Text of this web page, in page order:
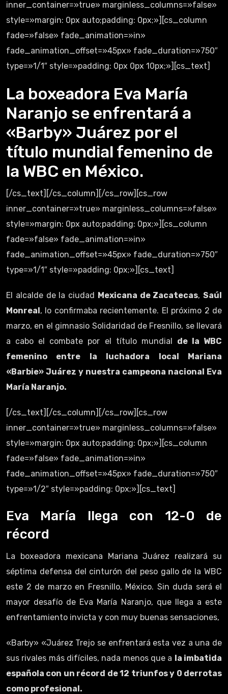
inner_container=»true» marginless_columns=»false»
style=»margin: 0px auto;padding: 0px;»][cs_column
fade=»false» fade_animation=»in»
fade_animation_offset=»45px» fade_duration=»750″
type=»1/1″ style=»padding: 0px 0px 10px;»][cs_text]
La boxeadora Eva María
Naranjo se enfrentará a
«Barby» Juárez por el
título mundial femenino de
la WBC en México.
[/cs_text][/cs_column][/cs_row][cs_row
inner_container=»true» marginless_columns=»false»
style=»margin: 0px auto;padding: 0px;»][cs_column
fade=»false» fade_animation=»in»
fade_animation_offset=»45px» fade_duration=»750″
type=»1/1″ style=»padding: 0px;»][cs_text]
El alcalde de la ciudad Mexicana de Zacatecas, Saúl
Monreal, lo confirmaba recientemente. El próximo 2 de
marzo, en el gimnasio Solidaridad de Fresnillo, se llevará
a cabo el combate por el título mundial de la WBC
femenino entre la luchadora local Mariana
«Barbie» Juárez y nuestra campeona nacional Eva
María Naranjo.
[/cs_text][/cs_column][/cs_row][cs_row
inner_container=»true» marginless_columns=»false»
style=»margin: 0px auto;padding: 0px;»][cs_column
fade=»false» fade_animation=»in»
fade_animation_offset=»45px» fade_duration=»750″
type=»1/2″ style=»padding: 0px;»][cs_text]
Eva María llega con 12-0 de
récord
La boxeadora mexicana Mariana Juárez realizará su
séptima defensa del cinturón del peso gallo de la WBC
este 2 de marzo en Fresnillo, México. Sin duda será el
mayor desafío de Eva María Naranjo, que llega a este
enfrentamiento invicta y con muy buenas sensaciones,
«Barby» «Juárez Trejo se enfrentará esta vez a una de
sus rivales más difíciles, nada menos que a la imbatida
española con un récord de 12 triunfos y 0 derrotas
como profesional.